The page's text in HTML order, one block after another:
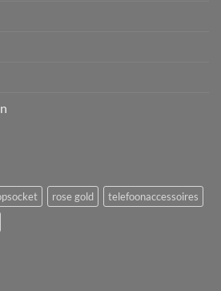
rose gold
telefoonaccessoires